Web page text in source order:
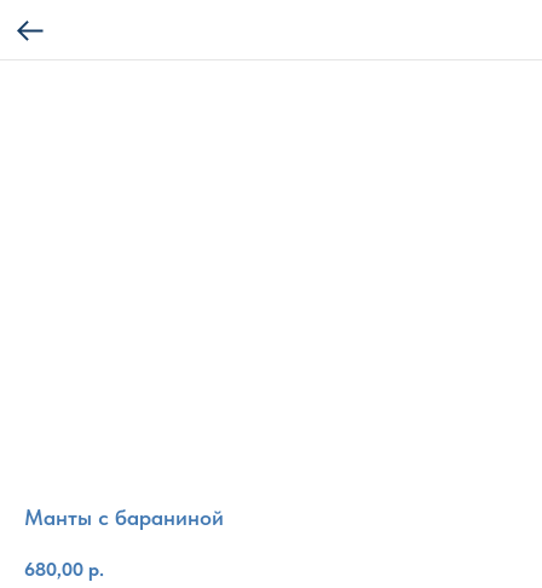
Манты с бараниной
680,00 р.